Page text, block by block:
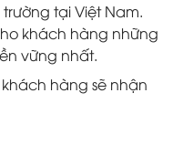
tại Việt Nam.
khách hàng những
vững nhất.
hàng sẽ nhận